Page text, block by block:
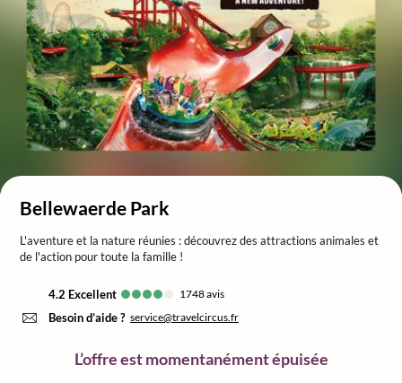
Bellewaerde Park
L'aventure et la nature réunies : découvrez des attractions animales et
de l'action pour toute la famille !
4.2 excellent 1748avis
Besoin d’aide ? service@travelcircus.fr
L’offre est momentanément épuisée